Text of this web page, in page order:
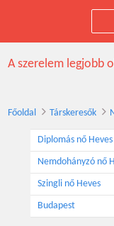
Társkereső
A szerelem legjobb
Főoldal Társkeresők
Diplomás nő Heves
Nemdohányzó nő
Szingli nő Heves
Budapest